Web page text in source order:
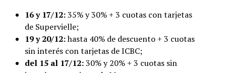
16 y 17/12:35% y 30% + 3 cuotas con tarjetas
de Supervielle;
19 y 20/12:hasta 40% de descuento + 3 cuotas
sin interés con tarjetas de ICBC;
del 15 al 17/12:30% y 20% + 3 cuotas sin